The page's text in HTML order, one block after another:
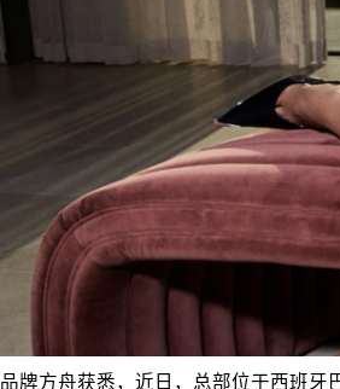
品牌方舟获悉，近日，总部位于西班牙